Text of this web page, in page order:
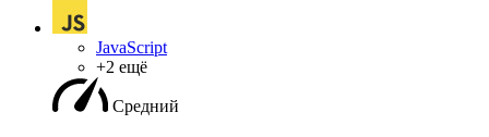
JavaScript
+2 ещё
Средний